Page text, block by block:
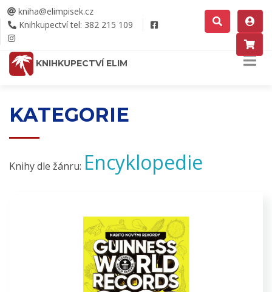
kniha@elimpisek.cz
Knihkupectví tel: 382 215 109
KNIHKUPECTVÍ ELIM
KATEGORIE
Knihy dle žánru: Encyklopedie